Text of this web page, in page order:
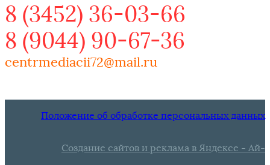
8 (3452) 36-03-66
8 (9044) 90-67-36
centrmediacii72@mail.ru
Положение об обработке персональных данных
Создание сайтов и реклама в Яндексе - Ай-